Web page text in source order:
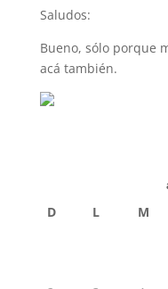
Saludos:
Bueno, sólo porque
acá también.
D L M